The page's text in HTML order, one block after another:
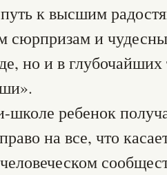
к высшим
сюрпризам и
но и в глубочайших
ребенок
на все, что